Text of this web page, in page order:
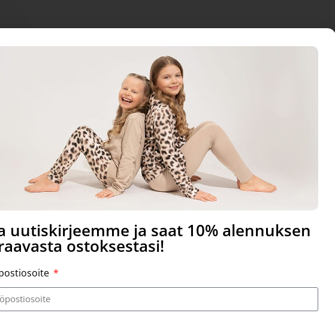
Tutustu myös
uutiskirjeemme ja saat 10% alennuksen
ostoksestasi!